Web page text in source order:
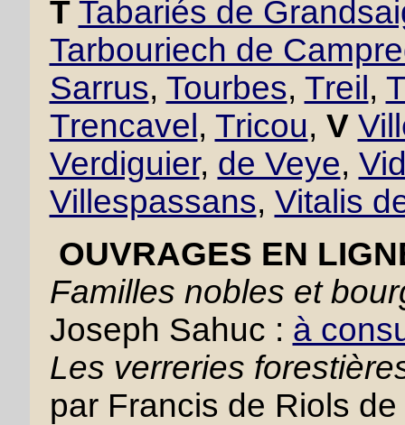
T Tabariés de
Tarbouriech de
Sarrus, Tourbes, Treil ,
Trencavel , Tricou, V
Verdiguier, de Veye,
Villespassans, Vitalis
OUVRAGES EN
Familles nobles et
Joseph Sahuc : à
Les verreries
par Francis de Riols